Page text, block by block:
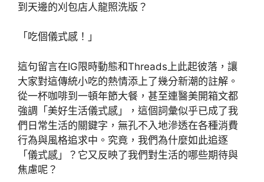
到天邊的刈包店人龍照洗版？
「吃個儀式感！」
這句留言在IG限時動態和Threads上此起彼落，讓
大家對這傳統小吃的熱情添上了幾分新潮的註解。
從一杯咖啡到一頓年節大餐，甚至連醫美開箱文都
強調「美好生活儀式感」，這個詞彙似乎已成了我
們日常生活的關鍵字，無孔不入地滲透在各種消費
行為與風格追求中。究竟，我們為什麼如此追逐
「儀式感」？它又反映了我們對生活的哪些期待與
焦慮呢？